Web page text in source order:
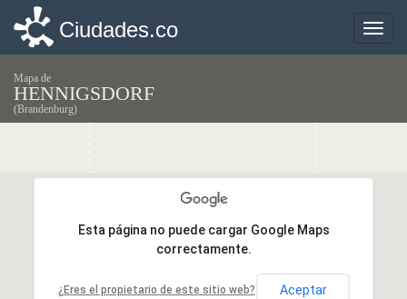
Toggle
Ciudades.co
Mapa de
HENNIGSDORF
(Brandenburg)
Esta página no puede cargar Google Maps
correctamente.
¿Eres el propietario de este sitio web? Aceptar
Esta página no puede cargar Google Maps
correctamente.
¿Eres el propietario de este sitio web? Aceptar
Toggle
Ciudades.co